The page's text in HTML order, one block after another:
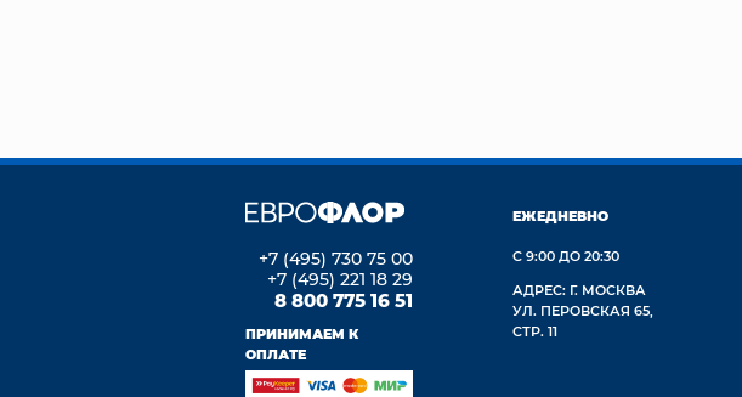
+7 (495) 730 75 00
+7 (495) 221 18 29
8 800 775 16 51
ПРИНИМАЕМ К
ОПЛАТЕ
ЕЖЕДНЕВНО
С 9:00 ДО 20:30
АДРЕС: Г. МОСКВА
УЛ. ПЕРОВСКАЯ 65,
СТР. 11